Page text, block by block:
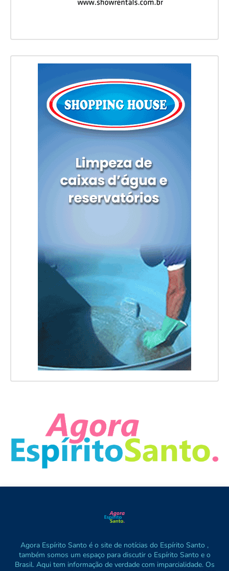
Agora Espírito Santo é o site de notícias do Espírito Santo ,
também somos um espaço para discutir o Espírito Santo e o
Brasil. Aqui tem informação de verdade com imparcialidade. Os